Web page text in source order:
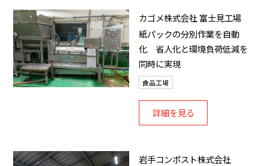
カゴメ株式会社 富士見工場
紙パックの分別作業を自動
化 省人化と環境負荷低減を
同時に実現
食品工場
詳細を見る
岩手コンポスト株式会社